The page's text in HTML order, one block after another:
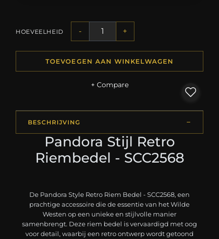
HOEVEELHEID - +
TOEVOEGEN AAN WINKELWAGEN
+ Compare
BESCHRIJVING
Pandora Stijl Retro
Riembedel - SCC2568
De Pandora Style Retro Riem Bedel - SCC2568, een
prachtige accessoire die de essentie van het Wilde
Westen op een unieke en stijlvolle manier
samenbrengt. Deze riem bedel is vervaardigd met oog
voor detail, waarbij een retro ontwerp wordt getoond